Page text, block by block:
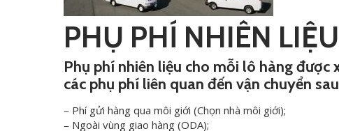
PHỤ PHÍ NHIÊN
Phụ phí nhiên liệu cho mỗi lô hàng
các phụ phí liên quan đến vận chuyển
– Phí gửi hàng qua môi giới (Chọn nhà môi giới);
– Ngoài vùng giao hàng (ODA);